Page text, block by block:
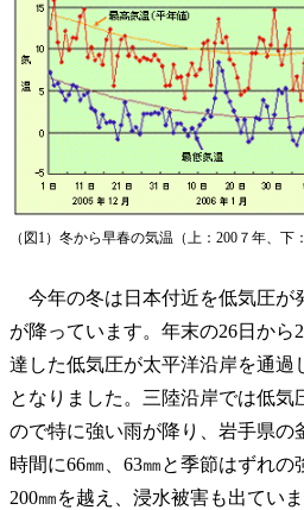
（図1）冬から早春の気温（上：200７年、下
今年の冬は日本付近を低気圧が
が降っています。年末の26日から
達した低気圧が太平洋沿岸を通過
となりました。三陸沿岸では低気
ので特に強い雨が降り、岩手県の
時間に66㎜、63㎜と季節はずれ
200㎜を越え、浸水被害も出てい